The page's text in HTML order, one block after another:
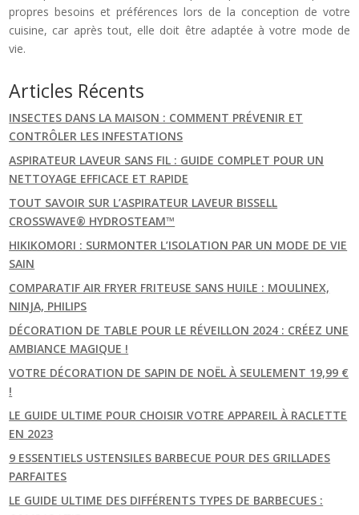
propres besoins et préférences lors de la conception de votre
cuisine, car après tout, elle doit être adaptée à votre mode de
vie.
Articles Récents
INSECTES DANS LA MAISON : COMMENT PRÉVENIR ET
CONTRÔLER LES INFESTATIONS
ASPIRATEUR LAVEUR SANS FIL : GUIDE COMPLET POUR UN
NETTOYAGE EFFICACE ET RAPIDE
TOUT SAVOIR SUR L’ASPIRATEUR LAVEUR BISSELL
CROSSWAVE® HYDROSTEAM™
HIKIKOMORI : SURMONTER L’ISOLATION PAR UN MODE DE VIE
SAIN
COMPARATIF AIR FRYER FRITEUSE SANS HUILE : MOULINEX,
NINJA, PHILIPS
DÉCORATION DE TABLE POUR LE RÉVEILLON 2024 : CRÉEZ UNE
AMBIANCE MAGIQUE !
VOTRE DÉCORATION DE SAPIN DE NOËL À SEULEMENT 19,99 €
!
LE GUIDE ULTIME POUR CHOISIR VOTRE APPAREIL À RACLETTE
EN 2023
9 ESSENTIELS USTENSILES BARBECUE POUR DES GRILLADES
PARFAITES
LE GUIDE ULTIME DES DIFFÉRENTS TYPES DE BARBECUES :